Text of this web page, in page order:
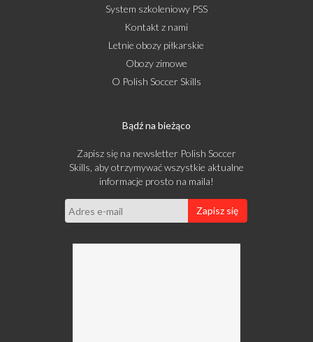
System szkoleniowy PSS
Kontakt z nami
Letnie obozy piłkarskie
Obozy zimowe
O Polish Soccer Skills
Bądź na bieżąco
Zapisz się na newsletter Polish Soccer
Skills, aby otrzymywać wszystkie aktualne
informacje prosto na maila!
Zapisz się